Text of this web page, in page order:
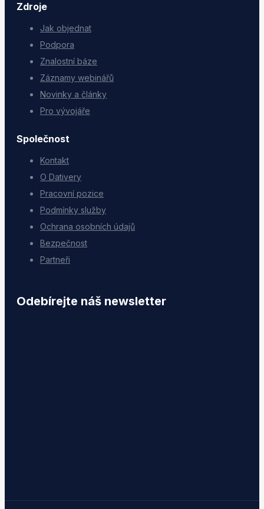
Zdroje
Jak objednat
Podpora
Znalostní báze
Záznamy webinářů
Novinky a články
Pro vývojáře
Společnost
Kontakt
O Dativery
Pracovní pozice
Podmínky služby
Ochrana osobních údajů
Bezpečnost
Partneři
Odebírejte náš newsletter